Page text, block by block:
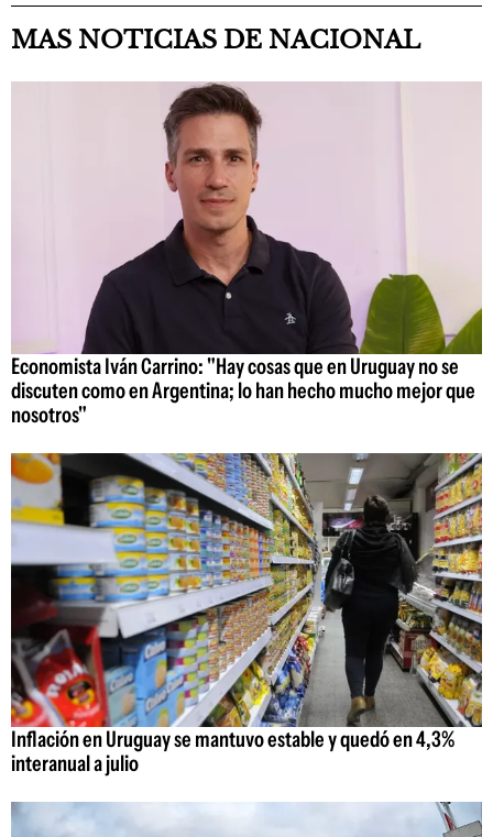
MAS NOTICIAS DE NACIONAL
Economista Iván Carrino: "Hay cosas que en Uruguay no se
discuten como en Argentina; lo han hecho mucho mejor que
nosotros"
Inflación en Uruguay se mantuvo estable y quedó en 4,3%
interanual a julio